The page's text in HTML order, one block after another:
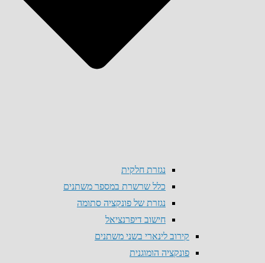
נגזרת חלקית
כלל שרשרת במספר משתנים
נגזרת של פונקציה סתומה
חישוב דיפרנציאל
קירוב לינארי בשני משתנים
פונקציה הומוגנית